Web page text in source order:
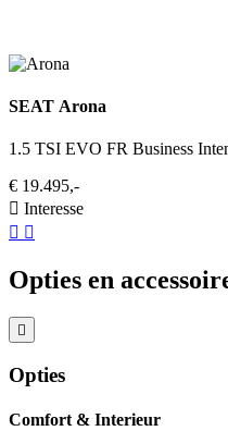
SEAT Arona
1.5 TSI EVO FR Business
€ 19.495,-
Interesse
Opties en
Opties
Comfort & Interieur